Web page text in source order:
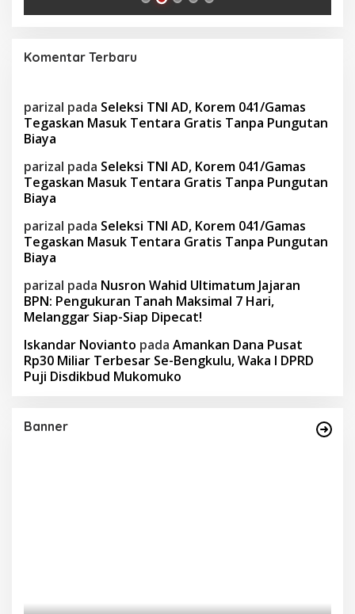
Komentar Terbaru
parizal pada Seleksi TNI AD, Korem 041/Gamas
Tegaskan Masuk Tentara Gratis Tanpa Pungutan
Biaya
parizal pada Seleksi TNI AD, Korem 041/Gamas
Tegaskan Masuk Tentara Gratis Tanpa Pungutan
Biaya
parizal pada Seleksi TNI AD, Korem 041/Gamas
Tegaskan Masuk Tentara Gratis Tanpa Pungutan
Biaya
parizal pada Nusron Wahid Ultimatum Jajaran
BPN: Pengukuran Tanah Maksimal 7 Hari,
Melanggar Siap-Siap Dipecat!
Iskandar Novianto pada Amankan Dana Pusat
Rp30 Miliar Terbesar Se-Bengkulu, Waka I DPRD
Puji Disdikbud Mukomuko
Banner